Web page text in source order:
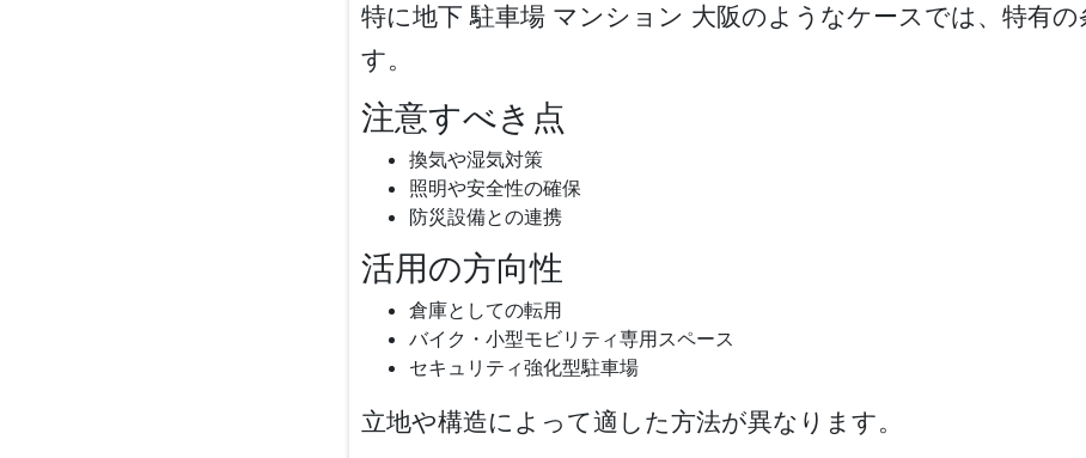
特に地下 駐車場 マンション 大阪のようなケースでは、特有の
す。
注意すべき点
換気や湿気対策
照明や安全性の確保
防災設備との連携
活用の方向性
倉庫としての転用
バイク・小型モビリティ専用スペース
セキュリティ強化型駐車場
立地や構造によって適した方法が異なります。